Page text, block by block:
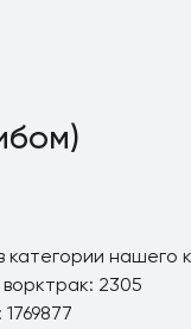
нашего
2305